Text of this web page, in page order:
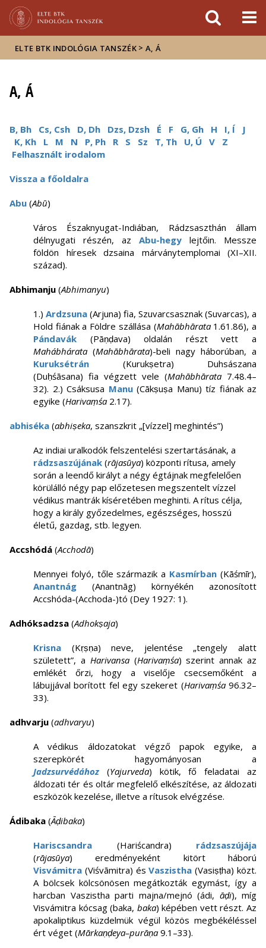
sajtóban
ELTE BTK INDOLÓGIA TANSZÉK > A, Á
A, Á
B, Bh Cs, Csh D, Dh Dzs, Dzsh É F G, Gh H I, Í
J
K, Kh
L M N P, Ph R S Sz T, Th U, Ú V
Z
Felhasznált irodalom
Vissza a főoldalra
Abu (Abū)
Város Északnyugat-Indiában, Rádzsaszthán állam
délnyugati részén, az Abu-hegy lejtőin. Messze
földön híresek dzsaina márványtemplomai (XI–XII.
század).
Abhimanju (Abhimanyu)
1.) Ardzsuna (Arjuna) fia, Szuvarcsasznak (Suvarcas), a
Hold fiának a Földre szállása (Mahābhārata1.61.86), a
Pándavák (Pāṇḍava) oldalán részt vett a
Mahábhárata (Mahābhārata)-beli nagy háborúban, a
Kuruksétrán (Kurukṣetra) Duhsászana
(Duḥśāsana) fia végzett vele (Mahābhārata 7.48.4–
32). 2.) Csáksusa Manu(Cākṣuṣa Manu) tíz fiának az
egyike (Harivaṃśa 2.17).
abhiséka (abhiṣeka, szanszkrit „[vízzel] meghintés”)
Az indiai uralkodók felszentelési szertartásának, a
rádzsaszújának (rājasūya) központi rítusa, amely
során a leendő királyt a négy égtájnak megfelelően
körülálló négy pap előzetesen megszentelt vízzel
védikus mantrák kíséretében meghinti. A rítus célja,
hogy a király győzedelmes, egészséges, hosszú
életű, gazdag, stb. legyen.
Accshódá (Acchodā)
Mennyei folyó, tőle származik a Kasmírban (Kāśmīr),
Anantnág (Anantnāg) környékén azonosított
Accshóda-(Acchoda-)tó (Dey 1927: 1).
Adhóksadzsa (Adhokṣaja)
Krisna (Kṛṣṇa) neve, jelentése „tengely alatt
született”, a Harivansa(Harivaṃśa) szerint annak az
emlékét őrzi, hogy a viselője csecsemőként a
lábujjával borított fel egy szekeret (Harivaṃśa96.32–
33).
adhvarju (adhvaryu)
A védikus áldozatokat végző papok egyike, a
szerepkörét hagyományosan a
Jadzsurvédához (Yajurveda) kötik, fő feladatai az
áldozati tér és oltár megfelelő elkészítése, az áldozati
eszközök kezelése, illetve a rítusok elvégzése.
Ádibaka (Āḍibaka)
Hariscsandra (Hariścandra) rádzsaszújája
(rājasūya) eredményeként kitört háború
Visvámitra (Viśvāmitra) ésVaszistha (Vasiṣṭha) közt.
A bölcsek kölcsönösen megátkozták egymást, így a
harcban Vaszistha parti majna/mejnó (ádi, āḍi), míg
Visvámitra kócsag (baka, baka) képében vett részt. Az
apokaliptikus küzdelmük végül közös megbékéléssel
ért véget (Mārkaṇḍeya–purāṇa 9.1–33).